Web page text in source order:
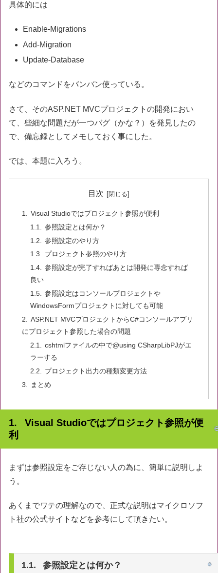
具体的には
Enable-Migrations
Add-Migration
Update-Database
などのコマンドをバンバン使っている。
さて、そのASP.NET MVCプロジェクトの開発におい
て、些細な問題だが一つバグ（かな？）を発見したの
で、備忘録としてメモしておく事にした。
では、本題に入ろう。
目次
Visual Studioではプロジェクト参照が便利
参照設定とは何か？
参照設定のやり方
プロジェクト参照のやり方
参照設定が完了すればあとは開発に専念すれば
良い
参照設定はコンソールプロジェクトや
WindowsFormプロジェクトに対しても可能
ASP.NET MVCプロジェクトからC#コンソールアプリ
にプロジェクト参照した場合の問題
cshtmlファイルの中で@using CSharpLibPJがエ
ラーする
プロジェクト出力の種類変更方法
まとめ
Visual Studioではプロジェクト参照が便
利
まずは参照設定をご存じない人の為に、簡単に説明しよ
う。
あくまでワテの理解なので、正式な説明はマイクロソフ
ト社の公式サイトなどを参考にして頂きたい。
参照設定とは何か？